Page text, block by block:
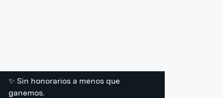
✨ Sin honorarios a menos que
ganemos.